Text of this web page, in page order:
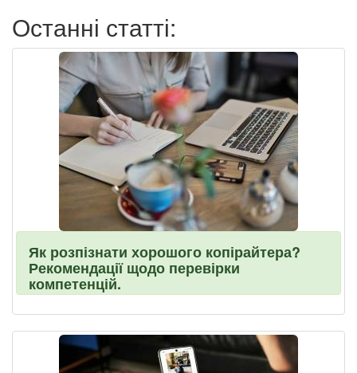
Останні статті:
Як розпізнати хорошого копірайтера?
Рекомендації щодо перевірки
компетенцій.